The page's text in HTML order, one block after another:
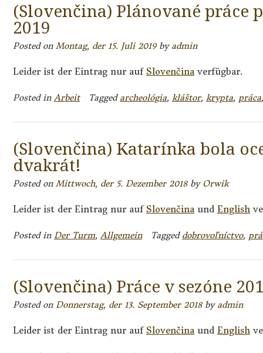
(Slovenčina) Plánované práce
2019
Posted on Montag, der 15. Juli 2019by admin
Leider ist der Eintrag nur auf Slovenčina verfügbar.
Posted inArbeit Tagged archeológia, kláštor, krypta, práca
(Slovenčina) Katarínka bola
dvakrát!
Posted on Mittwoch, der 5. Dezember 2018by Orwik
Leider ist der Eintrag nur auf Slovenčina und English
Posted in Der Turm,Allgemein Tagged dobrovoľníctvo,
(Slovenčina) Práce v sezóne
Posted on Donnerstag, der 13. September 2018by admin
Leider ist der Eintrag nur auf Slovenčina und English